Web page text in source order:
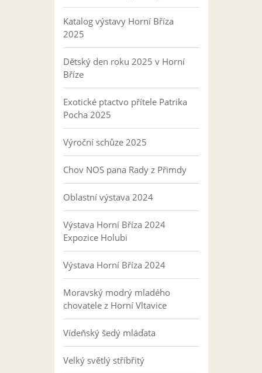
Katalog výstavy Horní Bříza
2025
Dětský den roku 2025 v Horní
Bříze
Exotické ptactvo přítele Patrika
Pocha 2025
Výroční schůze 2025
Chov NOS pana Rady z Přimdy
Oblastní výstava 2024
Výstava Horní Bříza 2024
Expozice Holubi
Výstava Horní Bříza 2024
Moravský modrý mladého
chovatele z Horní Vltavice
Vídeňský šedý mláďata
Velký světlý stříbřitý